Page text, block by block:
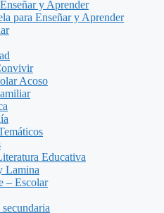
y Aprender
para Enseñar y Aprender
Acoso
Educativa
Lamina
– Escolar